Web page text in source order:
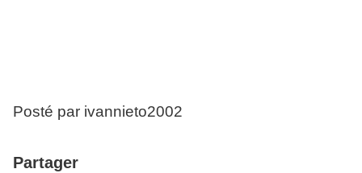
Posté par ivannieto2002
Partager